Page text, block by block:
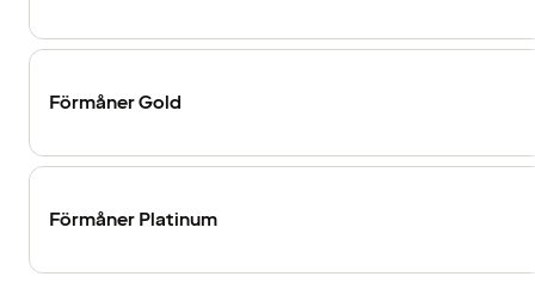
Förmåner Gold
Förmåner Platinum